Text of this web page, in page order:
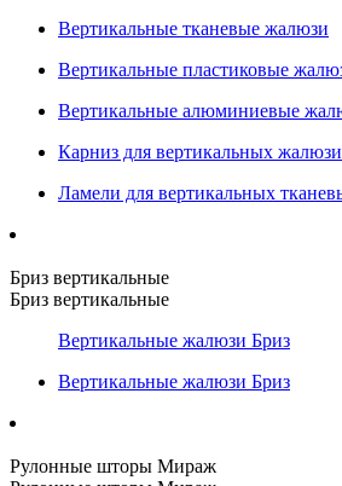
Вертикальные тканевые жалюзи
Вертикальные пластиковые
Вертикальные алюминиевые
Карниз для вертикальных
Ламели для вертикальных
Бриз вертикальные
Бриз вертикальные
Вертикальные жалюзи Бриз
Вертикальные жалюзи Бриз
Рулонные шторы Мираж